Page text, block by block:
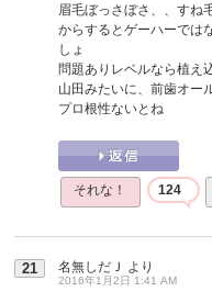
眉毛ぼっさぼさ、、すね
からするとゲーハーでは
しょ
問題ありレベルなら植え
山田みたいに、前歯オー
プロ根性ないとね
それな！ 124
21 名無しだＪ より
2016年1月2日 1:41 AM